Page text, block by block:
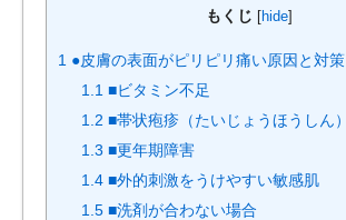
もくじ hide
1 ●皮膚の表面がピリピリ痛い原因と対策
1.1 ■ビタミン不足
1.2 ■帯状疱疹（たいじょうほうしん）
1.3 ■更年期障害
1.4 ■外的刺激をうけやすい敏感肌
1.5 ■洗剤が合わない場合